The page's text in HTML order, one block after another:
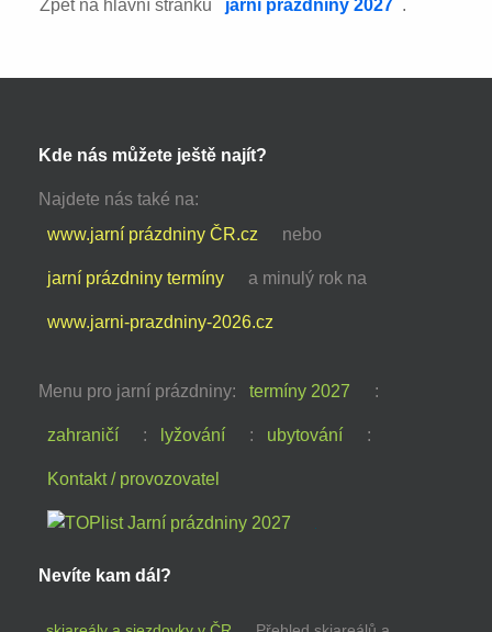
Zpět na hlavní stránku jarní prázdniny 2027 .
Kde nás můžete ještě najít?
Najdete nás také na:
www.jarní prázdniny ČR.cz
nebo
jarní prázdniny termíny a minulý rok na
www.jarni-prazdniny-2026.cz
Menu pro jarní prázdniny: termíny 2027 :
zahraničí : lyžování : ubytování :
Kontakt / provozovatel
Nevíte kam dál?